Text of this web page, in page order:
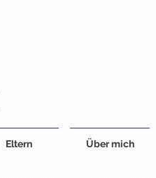
Eltern Über mich